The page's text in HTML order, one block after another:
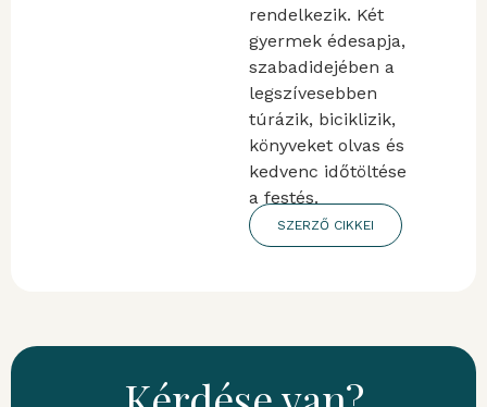
rendelkezik. Két
gyermek édesapja,
szabadidejében a
legszívesebben
túrázik, biciklizik,
könyveket olvas és
kedvenc időtöltése
a festés.
SZERZŐ CIKKEI